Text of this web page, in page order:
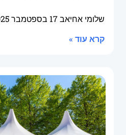
שלומי אחיאב17 בספטמבר 2025
קרא עוד »